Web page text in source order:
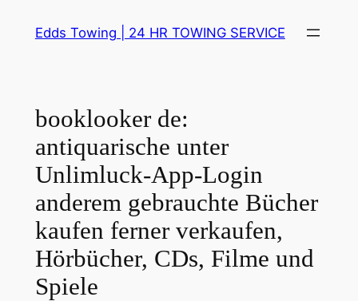
Edds Towing | 24 HR TOWING SERVICE
booklooker de:
antiquarische unter
Unlimluck-App-Login
anderem gebrauchte Bücher
kaufen ferner verkaufen,
Hörbücher, CDs, Filme und
Spiele